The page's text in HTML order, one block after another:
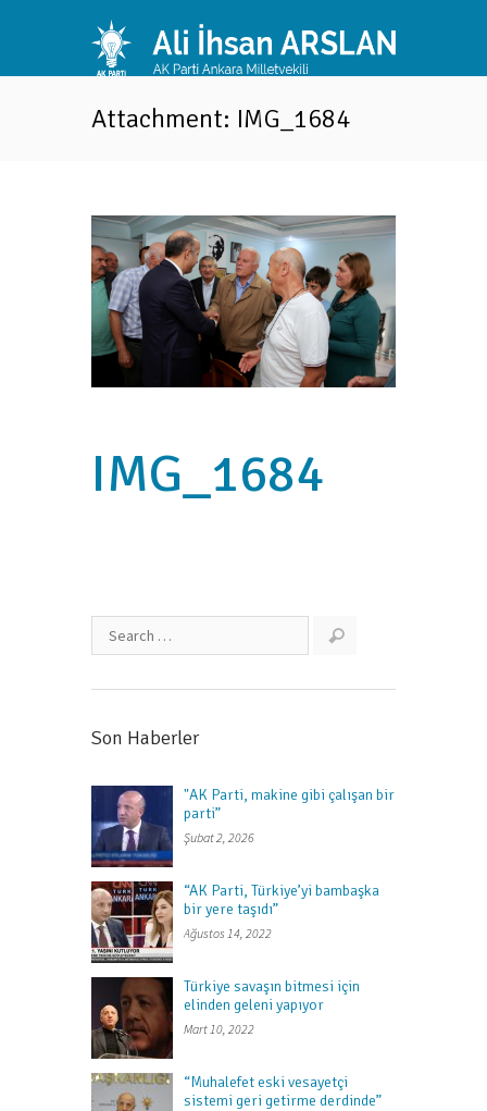
Attachment: IMG_1684
IMG_1684
Son Haberler
"AK Parti, makine gibi çalışan bir
parti”
Şubat 2, 2026
“AK Parti, Türkiye’yi bambaşka
bir yere taşıdı”
Ağustos 14, 2022
Türkiye savaşın bitmesi için
elinden geleni yapıyor
Mart 10, 2022
“Muhalefet eski vesayetçi
sistemi geri getirme derdinde”